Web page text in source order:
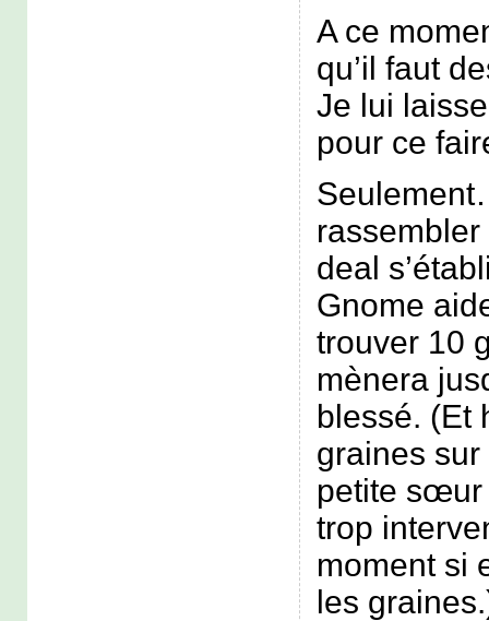
A ce
qu’il faut
Je lui
pour ce
deal
Gnome
trouver 10
mènera
blessé. (Et
graines
petite sœur
trop
moment si
les